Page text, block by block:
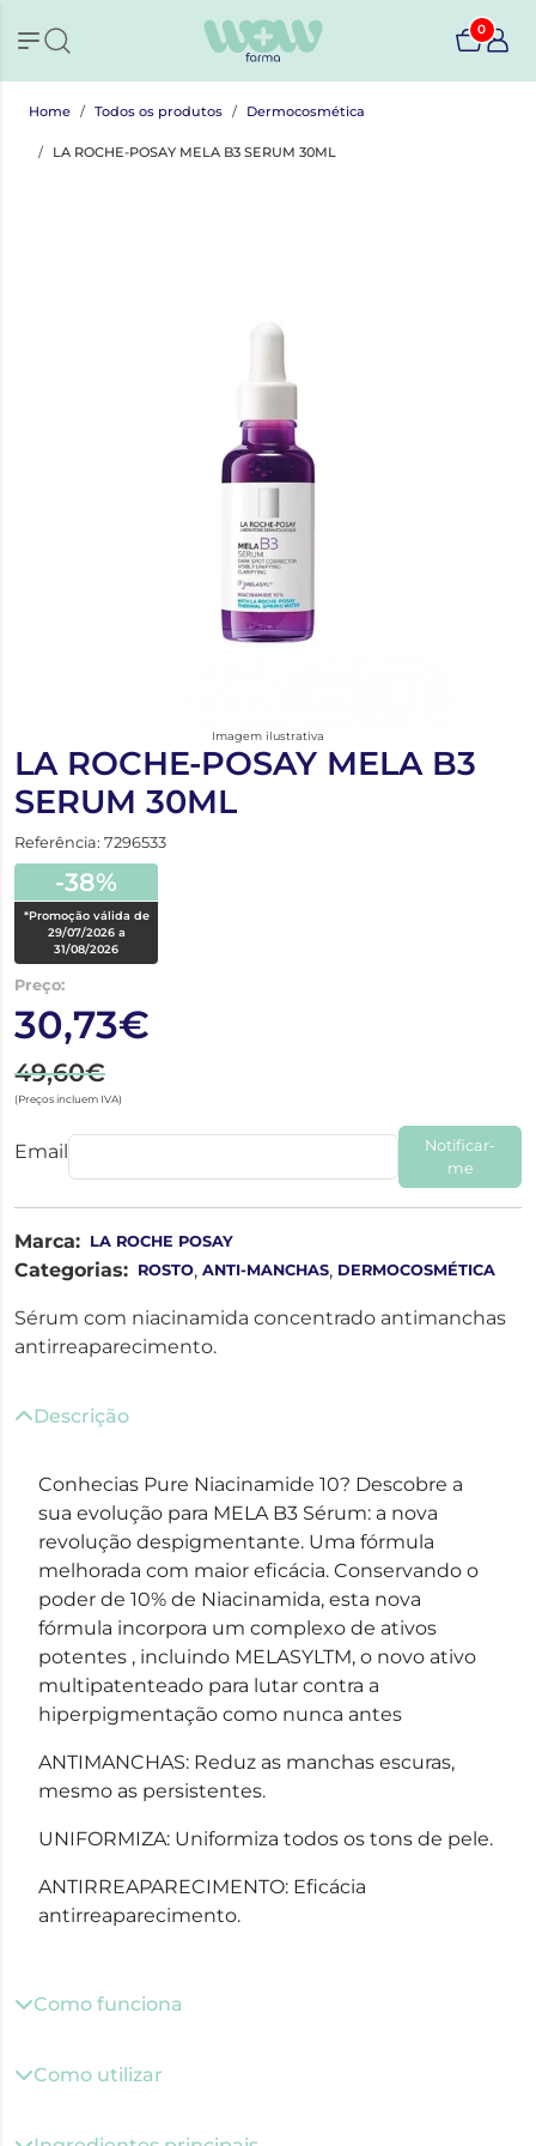
0
Home Todos os produtos Dermocosmética
LA ROCHE-POSAY MELA B3 SERUM 30ML
Imagem ilustrativa
LA ROCHE-POSAY MELA B3
SERUM 30ML
Referência: 7296533
-38%
*Promoção válida de
29/07/2026 a
31/08/2026
Preço:
30,73€
49,60€
(Preços incluem IVA)
Email
Notificar-
me
Marca: LA ROCHE POSAY
Categorias: ROSTO, ANTI-MANCHAS, DERMOCOSMÉTICA
Sérum com niacinamida concentrado antimanchas
antirreaparecimento.
Descrição
Conhecias Pure Niacinamide 10? Descobre a
sua evolução para MELA B3 Sérum: a nova
revolução despigmentante. Uma fórmula
melhorada com maior eficácia. Conservando o
poder de 10% de Niacinamida, esta nova
fórmula incorpora um complexo de ativos
potentes , incluindo MELASYLTM, o novo ativo
multipatenteado para lutar contra a
hiperpigmentação como nunca antes
ANTIMANCHAS: Reduz as manchas escuras,
mesmo as persistentes.
UNIFORMIZA: Uniformiza todos os tons de pele.
ANTIRREAPARECIMENTO: Eficácia
antirreaparecimento.
Como funciona
Como utilizar